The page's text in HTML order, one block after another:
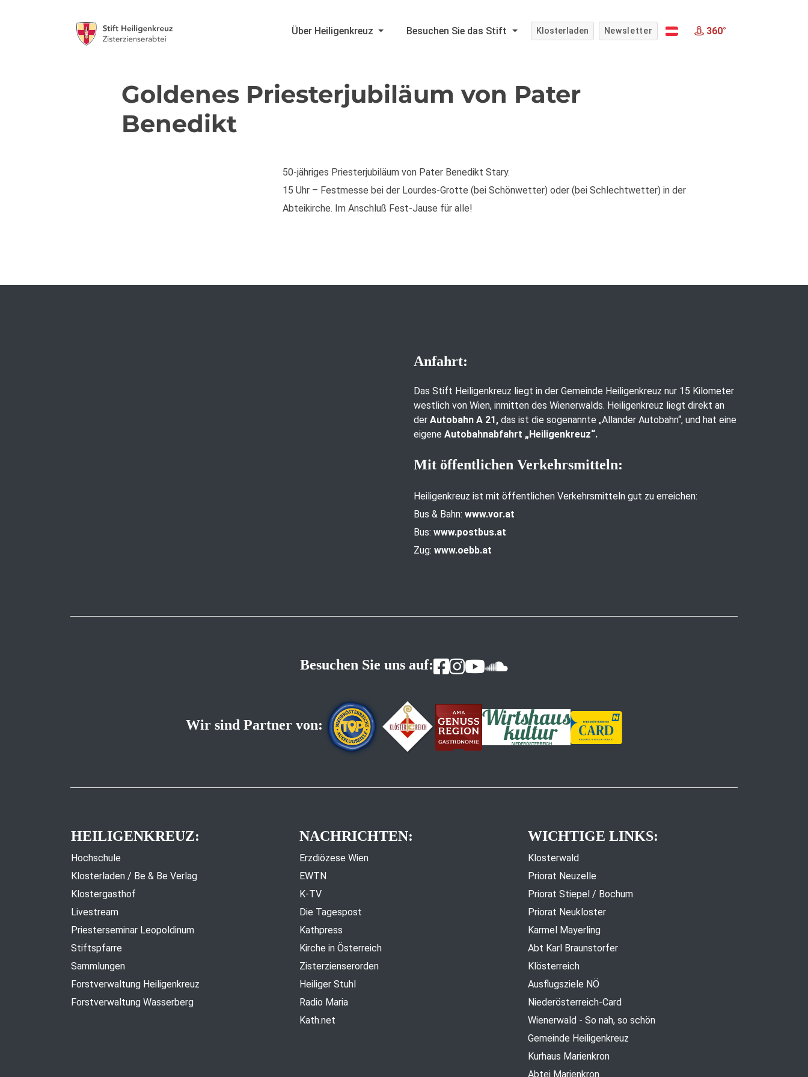
Über Heiligenkreuz Besuchen Sie das Stift Klosterladen Newsletter 360°
Goldenes Priesterjubiläum von Pater
Benedikt
50-jähriges Priesterjubiläum von Pater Benedikt Stary.
15 Uhr – Festmesse bei der Lourdes-Grotte (bei Schönwetter) oder (bei Schlechtwetter) in der
Abteikirche. Im Anschluß Fest-Jause für alle!
Anfahrt:
Das Stift Heiligenkreuz liegt in der Gemeinde Heiligenkreuz nur 15 Kilometer
westlich von Wien, inmitten des Wienerwalds. Heiligenkreuz liegt direkt an
der Autobahn A 21, das ist die sogenannte „Allander Autobahn“, und hat eine
eigene Autobahnabfahrt „Heiligenkreuz“.
Mit öffentlichen Verkehrsmitteln:
Heiligenkreuz ist mit öffentlichen Verkehrsmitteln gut zu erreichen:
Bus & Bahn: www.vor.at
Bus: www.postbus.at
Zug: www.oebb.at
Besuchen Sie uns auf:
Wir sind Partner von:
HEILIGENKREUZ:
Hochschule
Klosterladen / Be & Be Verlag
Klostergasthof
Livestream
Priesterseminar Leopoldinum
Stiftspfarre
Sammlungen
Forstverwaltung Heiligenkreuz
Forstverwaltung Wasserberg
NACHRICHTEN:
Erzdiözese Wien
EWTN
K-TV
Die Tagespost
Kathpress
Kirche in Österreich
Zisterzienserorden
Heiliger Stuhl
Radio Maria
Kath.net
WICHTIGE LINKS:
Klosterwald
Priorat Neuzelle
Priorat Stiepel / Bochum
Priorat Neukloster
Karmel Mayerling
Abt Karl Braunstorfer
Klösterreich
Ausflugsziele NÖ
Niederösterreich-Card
Wienerwald - So nah, so schön
Gemeinde Heiligenkreuz
Kurhaus Marienkron
Abtei Marienkron